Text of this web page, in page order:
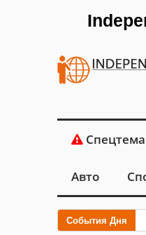
Спецтема
Авто
События Дня